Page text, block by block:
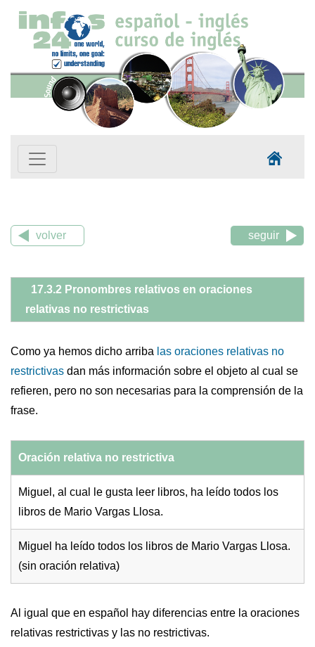
volver seguir
17.3.2 Pronombres relativos en oraciones
relativas no restrictivas
Como ya hemos dicho arriba las oraciones relativas no
restrictivas dan más información sobre el objeto al cual se
refieren, pero no son necesarias para la comprensión de la
frase.
Oración relativa no restrictiva
Miguel, al cual le gusta leer libros, ha leído todos los
libros de Mario Vargas Llosa.
Miguel ha leído todos los libros de Mario Vargas Llosa.
(sin oración relativa)
Al igual que en español hay diferencias entre la oraciones
relativas restrictivas y las no restrictivas.